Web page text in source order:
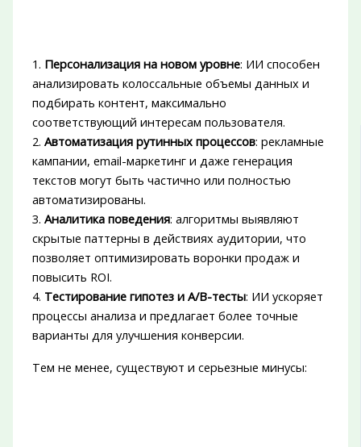
1. Персонализация на новом уровне: ИИ способен
анализировать колоссальные объемы данных и
подбирать контент, максимально
соответствующий интересам пользователя.
2. Автоматизация рутинных процессов: рекламные
кампании, email-маркетинг и даже генерация
текстов могут быть частично или полностью
автоматизированы.
3. Аналитика поведения: алгоритмы выявляют
скрытые паттерны в действиях аудитории, что
позволяет оптимизировать воронки продаж и
повысить ROI.
4. Тестирование гипотез и A/B-тесты: ИИ ускоряет
процессы анализа и предлагает более точные
варианты для улучшения конверсии.
Тем не менее, существуют и серьезные минусы: